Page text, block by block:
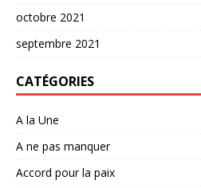
octobre 2021
septembre 2021
CATÉGORIES
A la Une
A ne pas manquer
Accord pour la paix